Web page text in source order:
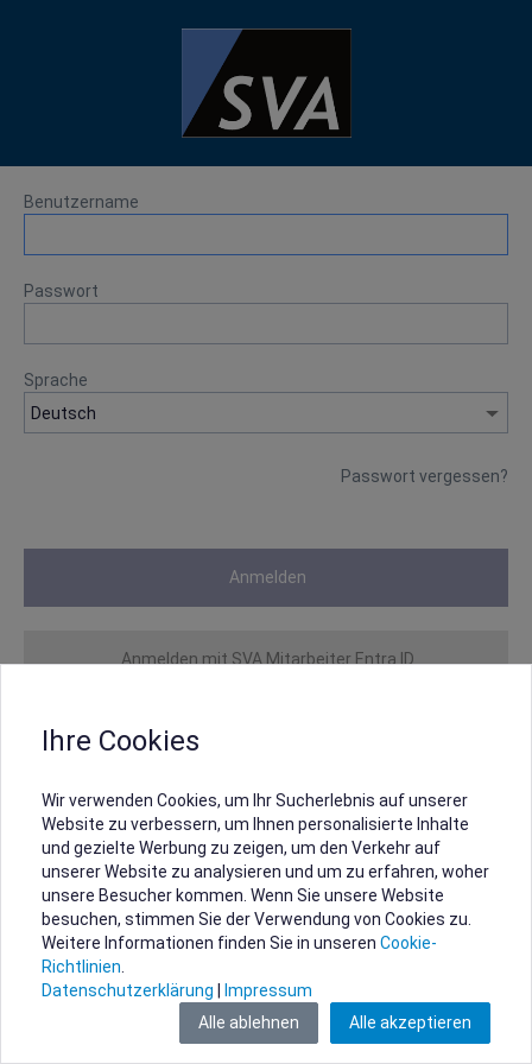
Benutzername
Passwort
Sprache
Passwort vergessen?
Anmelden
Anmelden mit SVA Mitarbeiter Entra ID
Ihre Cookies
Wir verwenden Cookies, um Ihr Sucherlebnis auf unserer
Website zu verbessern, um Ihnen personalisierte Inhalte
und gezielte Werbung zu zeigen, um den Verkehr auf
unserer Website zu analysieren und um zu erfahren, woher
unsere Besucher kommen. Wenn Sie unsere Website
besuchen, stimmen Sie der Verwendung von Cookies zu.
Weitere Informationen finden Sie in unseren Cookie-
Richtlinien
Datenschutzerklärung
Impressum
Alle akzeptieren
Alle ablehnen